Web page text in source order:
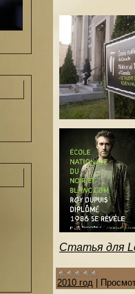
Статья для
2010 год